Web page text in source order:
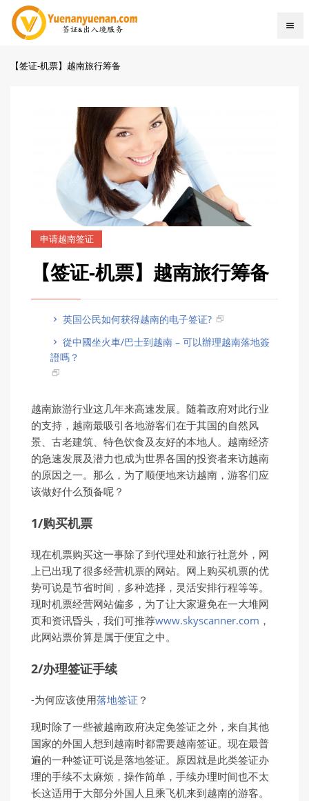
【签证-机票】越南旅行筹备
申请越南签证
【签证-机票】越南旅行筹备
英国公民如何获得越南的电子签证?
從中國坐火車/巴士到越南 – 可以辦理越南落地簽
證嗎？
越南旅游行业这几年来高速发展。随着政府对此行业
的支持，越南最吸引各地游客们在于其国的自然风
景、古老建筑、特色饮食及友好的本地人。越南经济
的急速发展及潜力也成为世界各国的投资者来访越南
的原因之一。那么，为了顺便地来访越南，游客们应
该做好什么预备呢？
1/购买机票
现在机票购买这一事除了到代理处和旅行社意外，网
上已出现了很多经营机票的网站。网上购买机票的优
势可说是节省时间，多种选择，灵活安排行程等等。
现时机票经营网站偏多，为了让大家避免在一大堆网
页和资讯昏头，我们可推荐www.skyscanner.com ，
此网站票价算是属于便宜之中。
2/办理签证手续
-为何应该使用落地签证 ？
现时除了一些被越南政府决定免签证之外，来自其他
国家的外国人想到越南时都需要越南签证。现在最普
遍的一种签证可说是落地签证。原因就是此类签证办
理的手续不太麻烦，操作简单，手续办理时间也不太
长这适用于大部分外国人且乘飞机来到越南的游客。